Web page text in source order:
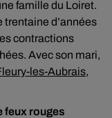
famille du Loiret.
trentaine d’années
contractions
Avec son mari,
les-Aubrais,
feux rouges